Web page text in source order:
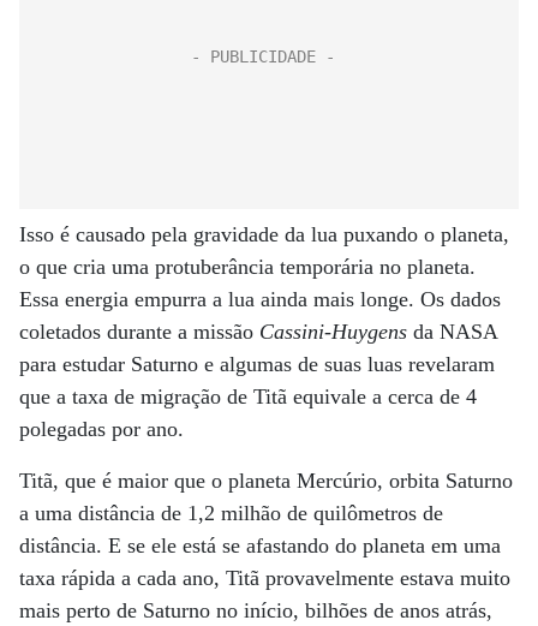
Isso é causado pela gravidade da lua puxando o planeta,
o que cria uma protuberância temporária no planeta.
Essa energia empurra a lua ainda mais longe. Os dados
coletados durante a missão Cassini-Huygens da NASA
para estudar Saturno e algumas de suas luas revelaram
que a taxa de migração de Titã equivale a cerca de 4
polegadas por ano.
Titã, que é maior que o planeta Mercúrio, orbita Saturno
a uma distância de 1,2 milhão de quilômetros de
distância. E se ele está se afastando do planeta em uma
taxa rápida a cada ano, Titã provavelmente estava muito
mais perto de Saturno no início, bilhões de anos atrás,